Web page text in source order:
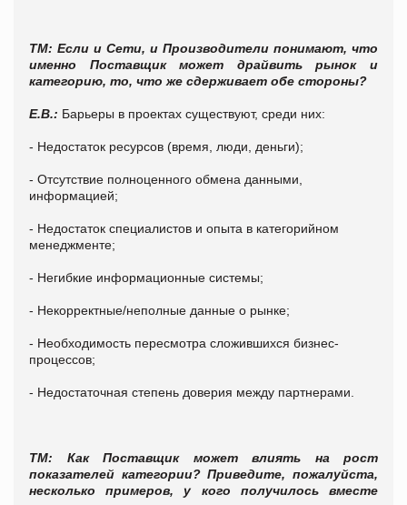
ТМ: Если и Сети, и Производители понимают, что
именно Поставщик может драйвить рынок и
категорию, то, что же сдерживает обе стороны?
Е.В.: Барьеры в проектах существуют, среди них:
- Недостаток ресурсов (время, люди, деньги);
- Отсутствие полноценного обмена данными,
информацией;
- Недостаток специалистов и опыта в категорийном
менеджменте;
- Негибкие информационные системы;
- Некорректные/неполные данные о рынке;
- Необходимость пересмотра сложившихся бизнес-
процессов;
- Недостаточная степень доверия между партнерами.
ТМ: Как Поставщик может влиять на рост
показателей категории? Приведите, пожалуйста,
несколько примеров, у кого получилось вместе